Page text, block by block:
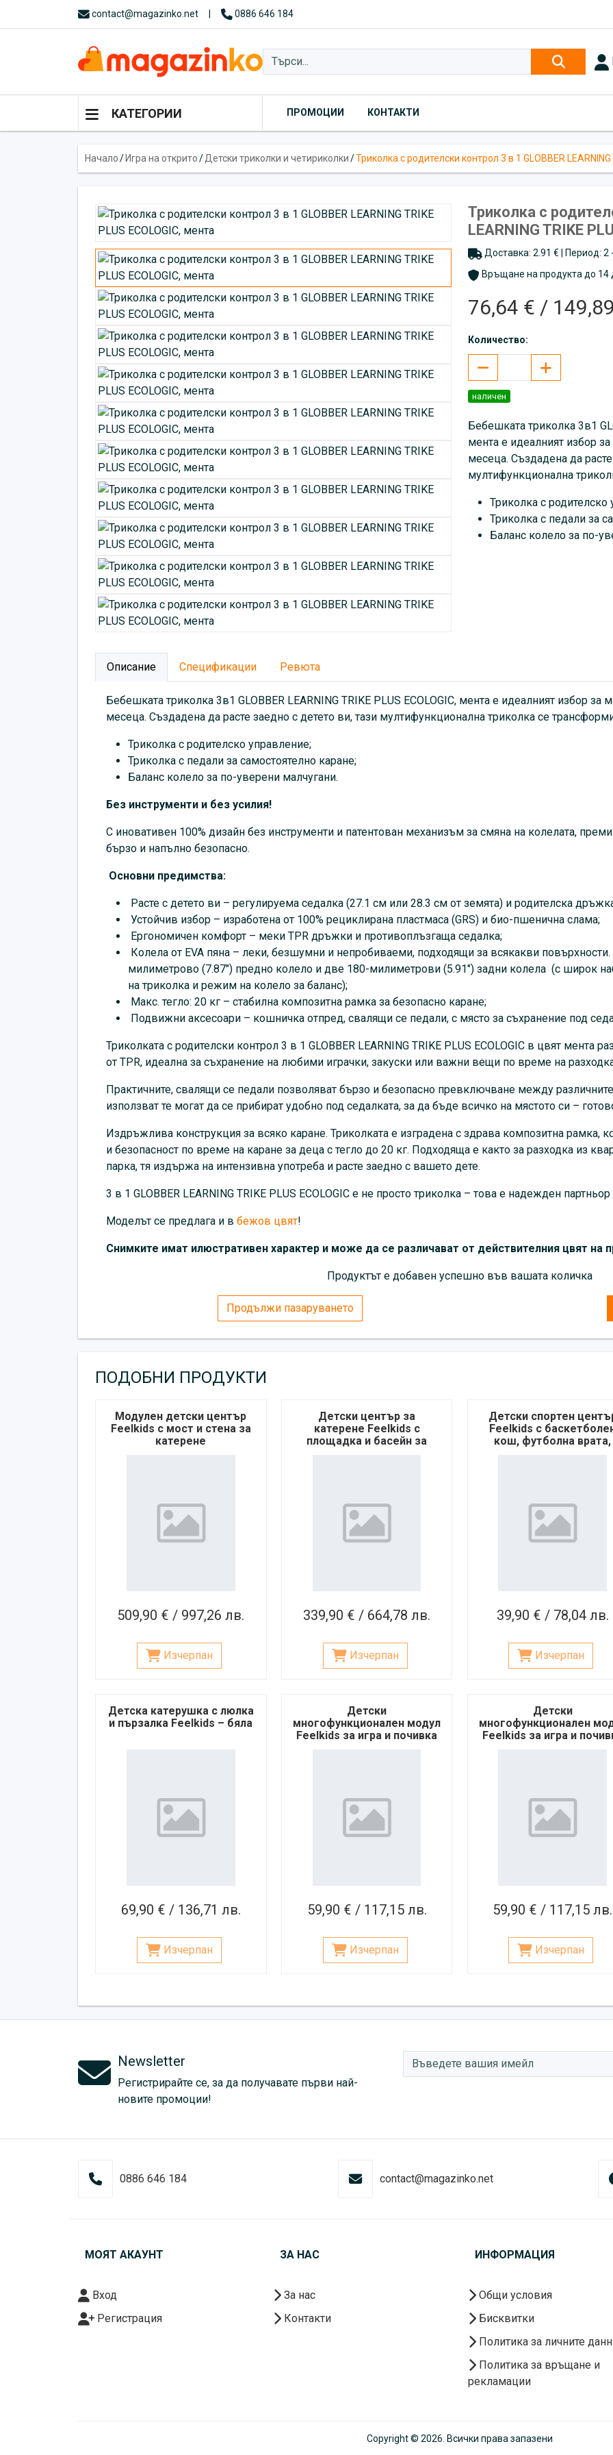
contact@magazinko.net 0886 646 184
КАТЕГОРИИ ПРОМОЦИИ КОНТАКТИ
Начало/ Игра на открито/Детски триколки и четириколки/Триколка с родителски контрол 3 в 1 GLOBBER
Триколка с
LEARNING TRIKE
Доставка: 2.91 € | Период: 2
Връщане на продукта до 14
76,64 € /
Количество:
наличен
Бебешката триколка 3в1
мента е идеалният избор
месеца. Създадена да
мултифункционална
Триколка с родителско
Триколка с педали за
Баланс колело за по-
Расте с детето ви –
земята) и родителска
Подвижни аксесоари –
място за съхранение
Триколката с родителски
PLUS ECOLOGIC в цвят
закуски или важни вещи по
превключване между
използват те могат да се
Издръжлива конструкция
безопасност по време на
е както за разходка из
тя издържа на интензивна
3 в 1 GLOBBER LEARNING
Моделът се предлага и в
Описание Спецификации Ревюта
Бебешката триколка 3в1 GLOBBER LEARNING TRIKE PLUS ECOLOGIC, мента е идеалният избор за
месеца. Създадена да расте заедно с детето ви, тази мултифункционална триколка се
Триколка с родителско управление;
Триколка с педали за самостоятелно каране;
Баланс колело за по-уверени малчугани.
Без инструменти и без усилия!
С иновативен 100% дизайн без инструменти и патентован механизъм за смяна на колелата,
бързо и напълно безопасно.
Основни предимства:
Расте с детето ви – регулируема седалка (27.1 см или 28.3 см от земята) и родителска
Устойчив избор – изработена от 100% рециклирана пластмаса (GRS) и био-пшенична слама;
Ергономичен комфорт – меки TPR дръжки и противоплъзгаща седалка;
Колела от EVA пяна – леки, безшумни и непробиваеми, подходящи за всякакви
милиметрово (7.87″) предно колело и две 180-милиметрови (5.91″) задни колела (с широк
на триколка и режим на колело за баланс);
Макс. тегло: 20 кг – стабилна композитна рамка за безопасно каране;
Подвижни аксесоари – кошничка отпред, свалящи се педали, с място за съхранение под
Триколката с родителски контрол 3 в 1 GLOBBER LEARNING TRIKE PLUS ECOLOGIC в цвят мента
от TPR, идеална за съхранение на любими играчки, закуски или важни вещи по време на
Практичните, свалящи се педали позволяват бързо и безопасно превключване между
използват те могат да се прибират удобно под седалката, за да бъде всичко на мястото си –
Издръжлива конструкция за всяко каране. Триколката е изградена с здрава композитна рамка,
и безопасност по време на каране за деца с тегло до 20 кг. Подходяща е както за разходка из
парка, тя издържа на интензивна употреба и расте заедно с вашето дете.
3 в 1 GLOBBER LEARNING TRIKE PLUS ECOLOGIC е не просто триколка – това е надежден
Моделът се предлага и в бежов цвят!
Снимките имат илюстративен характер и може да се различават от действителния цвят на
Продуктът е добавен успешно във вашата количка
Продължи пазаруването
ПОДОБНИ ПРОДУКТИ
Модулен детски център
Feelkids с мост и стена за
катерене
509,90 € / 997,26 лв.
Изчерпан
Детски център за
катерене Feelkids с
площадка и басейн за
339,90 € / 664,78 лв.
Изчерпан
Детски спортен
Feelkids с
кош, футболна врата,
39,90 € / 78,04 лв.
Изчерпан
Детска катерушка с люлка
и пързалка Feelkids – бяла
69,90 € / 136,71 лв.
Изчерпан
Детски
многофункционален модул
Feelkids за игра и почивка
59,90 € / 117,15 лв.
Изчерпан
Детски
многофункционален
Feelkids за игра и
59,90 € / 117,15 лв.
Изчерпан
Newsletter
Регистрирайте се, за да получавате първи най-
новите промоции!
0886 646 184 contact@magazinko.net
МОЯТ АКАУНТ
Вход
Регистрация
ЗА НАС
За нас
Контакти
ИНФОРМАЦИЯ
Общи условия
Бисквитки
Политика за личните
Политика за връщане и
рекламации
Copyright © 2026. Всички права запазени